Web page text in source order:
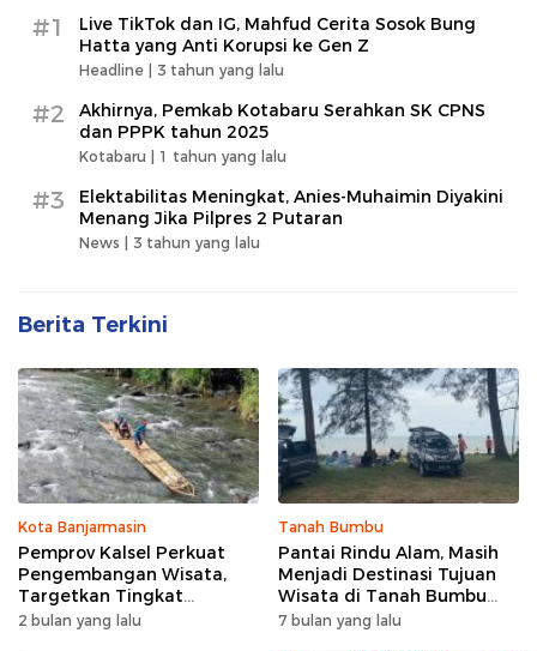
#1
Live TikTok dan IG, Mahfud Cerita Sosok Bung
Hatta yang Anti Korupsi ke Gen Z
Headline | 3 tahun yang lalu
#2
Akhirnya, Pemkab Kotabaru Serahkan SK CPNS
dan PPPK tahun 2025
Kotabaru | 1 tahun yang lalu
#3
Elektabilitas Meningkat, Anies-Muhaimin Diyakini
Menang Jika Pilpres 2 Putaran
News | 3 tahun yang lalu
Berita Terkini
Kota Banjarmasin
Pemprov Kalsel Perkuat
Pengembangan Wisata,
Targetkan Tingkat
Kunjungan Naik 5 Persen di
2 bulan yang lalu
Tanah Bumbu
Pantai Rindu Alam, Masih
Menjadi Destinasi Tujuan
Wisata di Tanah Bumbu
dengan Rindangnya Pohon
7 bulan yang lalu